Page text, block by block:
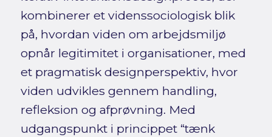
kombinerer et videnssociologisk blik
på, hvordan viden om arbejdsmiljø
opnår legitimitet i organisationer, med
et pragmatisk designperspektiv, hvor
viden udvikles gennem handling,
refleksion og afprøvning. Med
udgangspunkt i princippet “tænk